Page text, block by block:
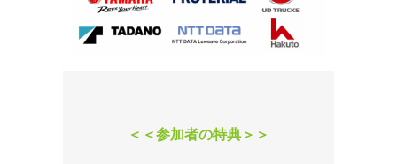
＜＜参加者の特典＞＞